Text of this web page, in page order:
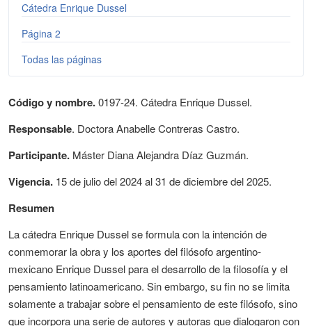
Cátedra Enrique Dussel
Página 2
Todas las páginas
Código y nombre.0197-24. Cátedra Enrique Dussel.
Responsable. Doctora Anabelle Contreras Castro.
Participante. Máster Diana Alejandra Díaz Guzmán.
Vigencia. 15 de julio del 2024 al 31 de diciembre del 2025.
Resumen
La cátedra Enrique Dussel se formula con la intención de
conmemorar la obra y los aportes del filósofo argentino-
mexicano Enrique Dussel para el desarrollo de la filosofía y el
pensamiento latinoamericano. Sin embargo, su fin no se limita
solamente a trabajar sobre el pensamiento de este filósofo, sino
que incorpora una serie de autores y autoras que dialogaron con